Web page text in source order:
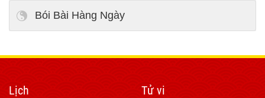
Bói Bài Hàng Ngày
Lịch Tử vi